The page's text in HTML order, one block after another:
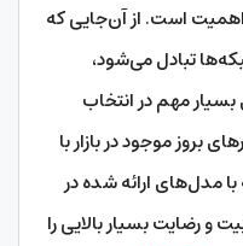
است. از آن‌جایی که
تبادل می‌شود،
مهم در انتخاب
بروز موجود در بازار با
با مدل‌های ارائه شده در
رضایت بسیار بالایی را